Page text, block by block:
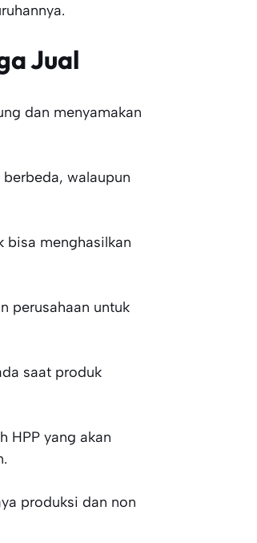
Jual
dan menyamakan
walaupun
bisa menghasilkan
perusahaan untuk
saat produk
HPP yang akan
produksi dan non